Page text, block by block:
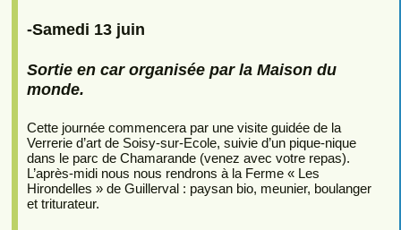
-Samedi 13 juin
Sortie en car organisée par la Maison du
monde.
Cette journée commencera par une visite guidée de la
Verrerie d’art de Soisy-sur-Ecole, suivie d’un pique-nique
dans le parc de Chamarande (venez avec votre repas).
L’après-midi nous nous rendrons à la Ferme « Les
Hirondelles » de Guillerval : paysan bio, meunier, boulanger
et triturateur.